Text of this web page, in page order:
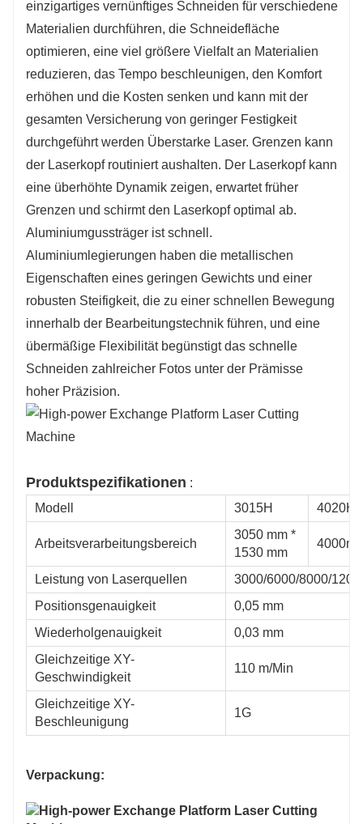
einzigartiges vernünftiges Schneiden für verschiedene
Materialien durchführen, die Schneidefläche
optimieren, eine viel größere Vielfalt an Materialien
reduzieren, das Tempo beschleunigen, den Komfort
erhöhen und die Kosten senken und kann mit der
gesamten Versicherung von geringer Festigkeit
durchgeführt werden Überstarke Laser. Grenzen kann
der Laserkopf routiniert aushalten. Der Laserkopf kann
eine überhöhte Dynamik zeigen, erwartet früher
Grenzen und schirmt den Laserkopf optimal ab.
Aluminiumgussträger ist schnell.
Aluminiumlegierungen haben die metallischen
Eigenschaften eines geringen Gewichts und einer
robusten Steifigkeit, die zu einer schnellen Bewegung
innerhalb der Bearbeitungstechnik führen, und eine
übermäßige Flexibilität begünstigt das schnelle
Schneiden zahlreicher Fotos unter der Prämisse
hoher Präzision.
Produktspezifikationen :
Modell
3015H 4020H
Arbeitsverarbeitungsbereich
3050 mm *
1530 mm
Leistung von Laserquellen
3000/6000/8000/
Positionsgenauigkeit
0,05 mm
Wiederholgenauigkeit
0,03 mm
Gleichzeitige XY-
Geschwindigkeit
110 m/Min
Gleichzeitige XY-
Beschleunigung
1G
Verpackung:
6025H